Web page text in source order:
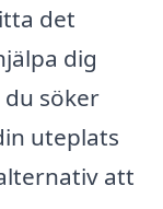
det
dig
söker
uteplats
att